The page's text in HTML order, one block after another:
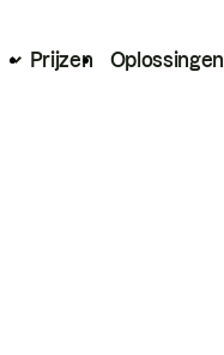
Prijzen Oplossingen